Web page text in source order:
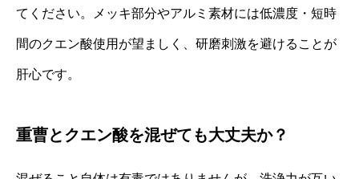
てください。メッキ部分やアルミ素材には低濃度・短時
間のクエン酸使用が望ましく、研磨刺激を避けることが
肝心です。
重曹とクエン酸を混ぜても大丈夫か？